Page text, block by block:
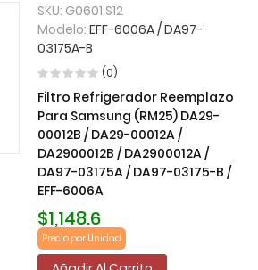
SKU: G0601.S12
Modelo:EFF-6006A / DA97-
03175A-B
(0)
Filtro Refrigerador Reemplazo
Para Samsung (RM25) DA29-
00012B / DA29-00012A /
DA2900012B / DA2900012A /
DA97-03175A / DA97-03175-B /
EFF-6006A
$1,148.6
Precio por Unidad